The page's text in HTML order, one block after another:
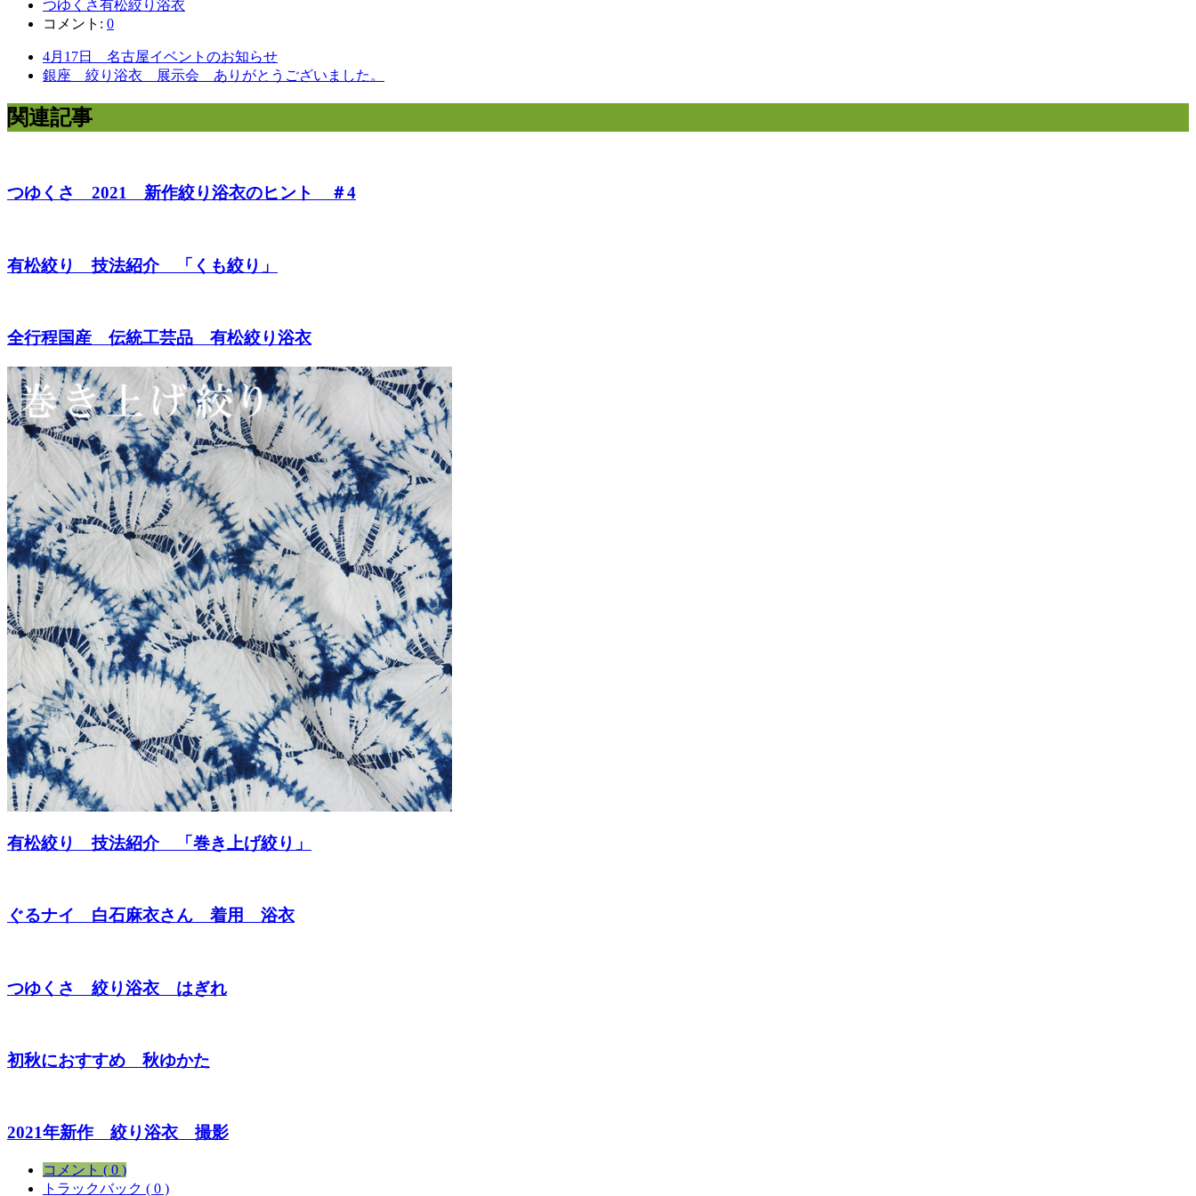
つゆくさ有松絞り浴衣
コメント: 0
4月17日 名古屋イベントのお知らせ
銀座 絞り浴衣 展示会 ありがとうございました。
関連記事
つゆくさ 2021 新作絞り浴衣のヒント ＃4
有松絞り 技法紹介 「くも絞り」
全行程国産 伝統工芸品 有松絞り浴衣
有松絞り 技法紹介 「巻き上げ絞り」
ぐるナイ 白石麻衣さん 着用 浴衣
つゆくさ 絞り浴衣 はぎれ
初秋におすすめ 秋ゆかた
2021年新作 絞り浴衣 撮影
コメント ( 0 )
トラックバック ( 0 )